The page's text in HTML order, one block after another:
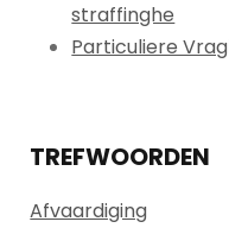
straffinghe
Particuliere
TREFWOORDEN
Afvaardiging